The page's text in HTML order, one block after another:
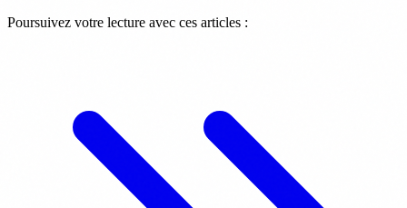
Poursuivez votre lecture avec ces articles :